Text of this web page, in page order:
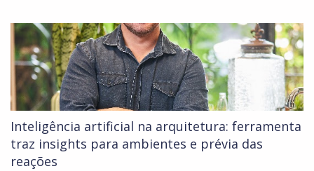
Inteligência artificial na arquitetura: ferramenta
traz insights para ambientes e prévia das
reações